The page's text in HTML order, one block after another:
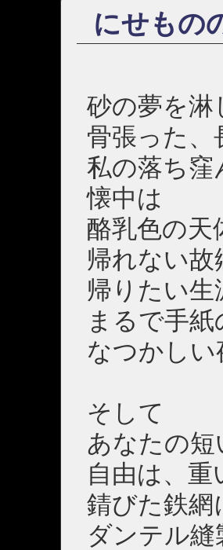
にせもの
砂の夢を淋
骨張った、
私の落ち窪
懐中は
酪乳色の天
帰れない故
帰りたい生
まるで手紙
なつかし
そして
あなたの
自由は、
錆びた鉄網
ダンテル縫